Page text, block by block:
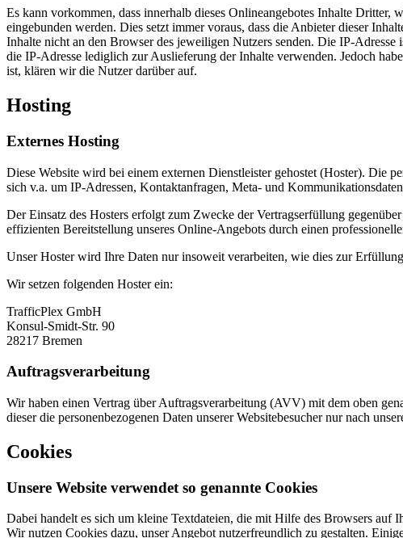
Es kann vorkommen, dass innerhalb dieses Onlineangebotes Inhalte
eingebunden werden. Dies setzt immer voraus, dass die Anbieter dieser
Inhalte nicht an den Browser des jeweiligen Nutzers senden. Die IP-
die IP-Adresse lediglich zur Auslieferung der Inhalte verwenden. Jedoch
ist, klären wir die Nutzer darüber auf.
Hosting
Externes Hosting
Diese Website wird bei einem externen Dienstleister gehostet (Hoster). Die
sich v.a. um IP-Adressen, Kontaktanfragen, Meta- und
Der Einsatz des Hosters erfolgt zum Zwecke der Vertragserfüllung
effizienten Bereitstellung unseres Online-Angebots durch einen
Unser Hoster wird Ihre Daten nur insoweit verarbeiten, wie dies zur
Wir setzen folgenden Hoster ein:
TrafficPlex GmbH
Konsul-Smidt-Str. 90
28217 Bremen
Auftragsverarbeitung
Wir haben einen Vertrag über Auftragsverarbeitung (AVV) mit dem oben
dieser die personenbezogenen Daten unserer Websitebesucher nur nach
Cookies
Unsere Website verwendet so genannte Cookies
Dabei handelt es sich um kleine Textdateien, die mit Hilfe des Browsers auf
Wir nutzen Cookies dazu, unser Angebot nutzerfreundlich zu gestalten.